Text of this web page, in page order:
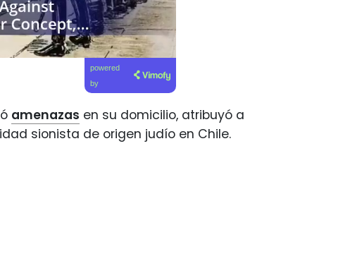
powered
by
amenazas en su domicilio, atribuyó a
sionista de origen judío en Chile.